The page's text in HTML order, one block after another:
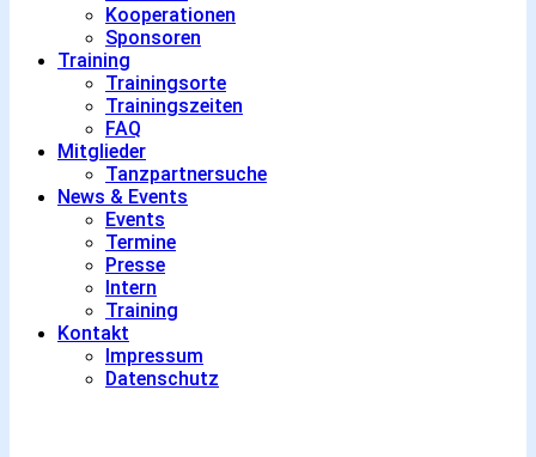
Kooperationen
Sponsoren
Training
Trainingsorte
Trainingszeiten
FAQ
Mitglieder
Tanzpartnersuche
News & Events
Events
Termine
Presse
Intern
Training
Kontakt
Impressum
Datenschutz